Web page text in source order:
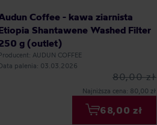
Coffee - kawa ziarnista
Shantawene Washed Filter
g (outlet)
AUDUN COFFEE
palenia: 03.03.2026
80,00 zł
Najniższa cena: 80,00 zł
68,00 zł